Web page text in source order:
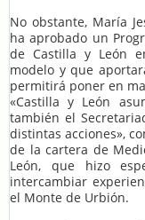
No obstante, María
ha aprobado un
de Castilla y León
modelo y que
permitirá poner en
«Castilla y León
también el
distintas acciones»,
de la cartera de
León, que hizo
intercambiar
el Monte de Urbión.